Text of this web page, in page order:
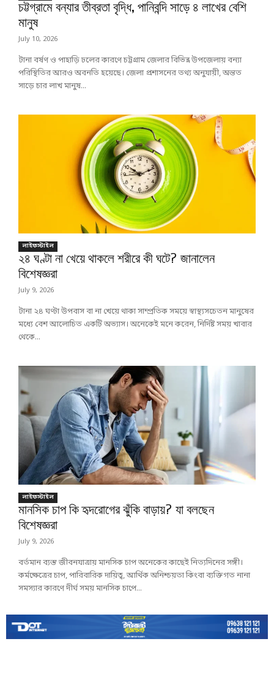
চট্টগ্রামে বন্যার তীব্রতা বৃদ্ধি, পানিবন্দি সাড়ে ৪ লাখের বেশি
মানুষ
July 10, 2026
টানা বর্ষণ ও পাহাড়ি ঢলের কারণে চট্টগ্রাম জেলার বিভিন্ন উপজেলায় বন্যা
পরিস্থিতির আরও অবনতি হয়েছে। জেলা প্রশাসনের তথ্য অনুযায়ী, অন্তত
সাড়ে চার লাখ মানুষ...
লাইফস্টাইল
২৪ ঘণ্টা না খেয়ে থাকলে শরীরে কী ঘটে? জানালেন
বিশেষজ্ঞরা
July 9, 2026
টানা ২৪ ঘণ্টা উপবাস বা না খেয়ে থাকা সাম্প্রতিক সময়ে স্বাস্থ্যসচেতন মানুষের
মধ্যে বেশ আলোচিত একটি অভ্যাস। অনেকেই মনে করেন, নির্দিষ্ট সময় খাবার
থেকে...
লাইফস্টাইল
মানসিক চাপ কি হৃদরোগের ঝুঁকি বাড়ায়? যা বলছেন
বিশেষজ্ঞরা
July 9, 2026
বর্তমান ব্যস্ত জীবনযাত্রায় মানসিক চাপ অনেকের কাছেই নিত্যদিনের সঙ্গী।
কর্মক্ষেত্রের চাপ, পারিবারিক দায়িত্ব, আর্থিক অনিশ্চয়তা কিংবা ব্যক্তিগত নানা
সমস্যার কারণে দীর্ঘ সময় মানসিক চাপে...